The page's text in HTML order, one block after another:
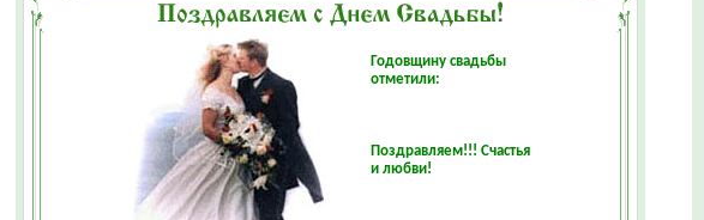
Годовщину свадьбы
отметили:
Поздравляем!!! Счастья
и любви!